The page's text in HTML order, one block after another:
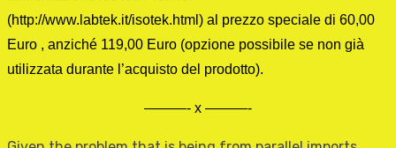
(http://www.labtek.it/isotek.html) al prezzo speciale di 60,00
Euro , anziché 119,00 Euro (opzione possibile se non già
utilizzata durante l’acquisto del prodotto).
———- x ———-